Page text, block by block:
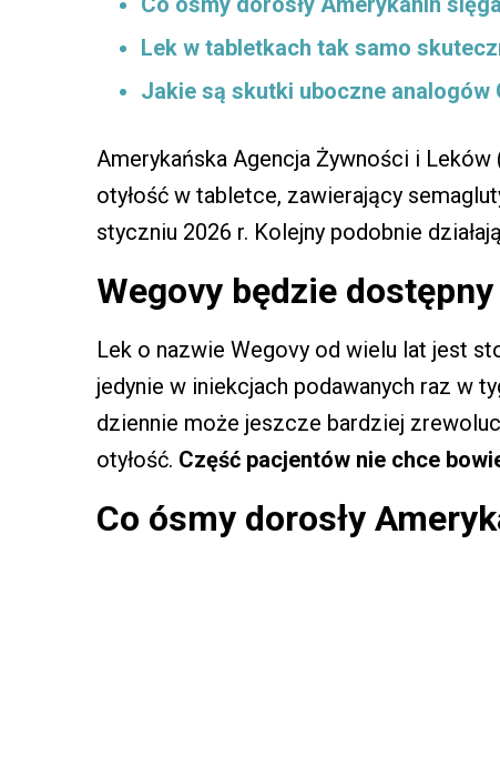
Lek w tabletkach tak samo
Jakie są skutki uboczne analogów
Amerykańska Agencja Żywności i
otyłość w tabletce, zawierający
styczniu 2026 r. Kolejny podobnie
Wegovy będzie
Lek o nazwie Wegovy od wielu lat jest
jedynie w iniekcjach podawanych raz w
dziennie może jeszcze bardziej
otyłość. Część pacjentów nie chce
Co ósmy dorosły